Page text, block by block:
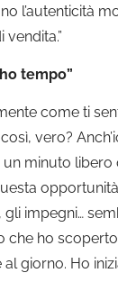
l’autenticità
tempo”
come ti
vero?
minuto libero
impegni…
che ho
giorno. Ho